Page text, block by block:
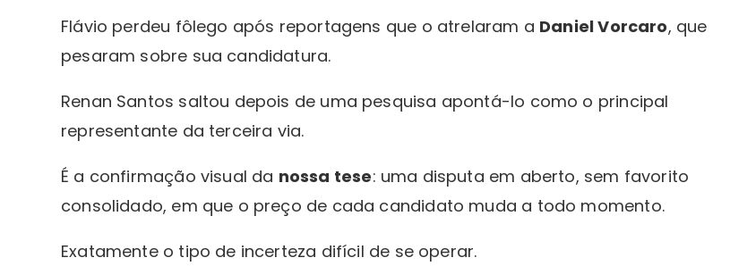
Flávio perdeu fôlego após reportagens que o atrelaram a Daniel Vorcaro, que
pesaram sobre sua candidatura.
Renan Santos saltou depois de uma pesquisa apontá-lo como o principal
representante da terceira via.
É a confirmação visual da nossa tese: uma disputa em aberto, sem favorito
consolidado, em que o preço de cada candidato muda a todo momento.
Exatamente o tipo de incerteza difícil de se operar.